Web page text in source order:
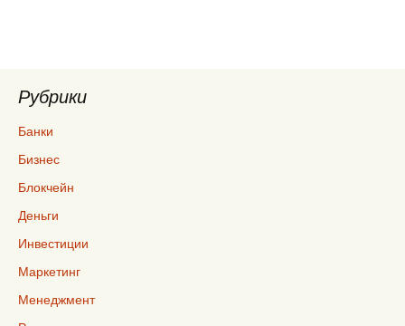
Рубрики
Банки
Бизнес
Блокчейн
Деньги
Инвестиции
Маркетинг
Менеджмент